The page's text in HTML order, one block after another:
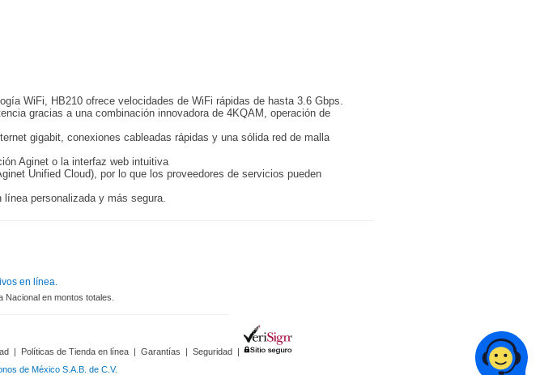
WiFi, HB210 ofrece velocidades de WiFi rápidas de hasta 3.6 Gbps.
gracias a una combinación innovadora de 4KQAM, operación de
gigabit, conexiones cableadas rápidas y una sólida red de malla
Aginet o la interfaz web intuitiva
Unified Cloud), por lo que los proveedores de servicios pueden
personalizada y más segura.
en línea.
en montos totales.
| Políticas de Tienda en línea | Garantías | Seguridad |
de México S.A.B. de C.V.